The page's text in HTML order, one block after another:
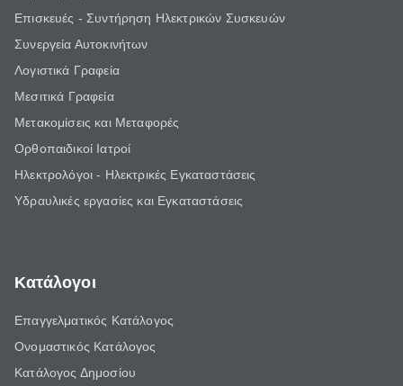
Επισκευές - Συντήρηση Ηλεκτρικών Συσκευών
Συνεργεία Αυτοκινήτων
Λογιστικά Γραφεία
Μεσιτικά Γραφεία
Μετακομίσεις και Μεταφορές
Ορθοπαιδικοί Ιατροί
Ηλεκτρολόγοι - Ηλεκτρικές Εγκαταστάσεις
Υδραυλικές εργασίες και Εγκαταστάσεις
Κατάλογοι
Επαγγελματικός Κατάλογος
Ονομαστικός Κατάλογος
Κατάλογος Δημοσίου